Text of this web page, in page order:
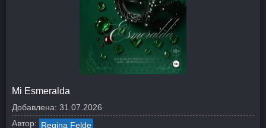
Mi Esmeralda
Добавлена: 31.07.2026
Автор: Regina Felde